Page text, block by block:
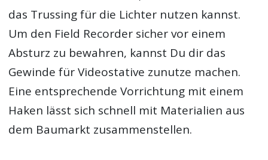
das Trussing für die Lichter nutzen kannst.
Um den Field Recorder sicher vor einem
Absturz zu bewahren, kannst Du dir das
Gewinde für Videostative zunutze machen.
Eine entsprechende Vorrichtung mit einem
Haken lässt sich schnell mit Materialien aus
dem Baumarkt zusammenstellen.